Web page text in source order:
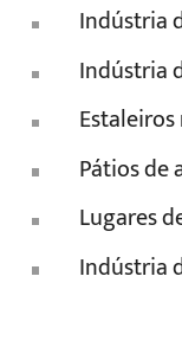
Indústria
Indústria
Pátios de
Lugares
Indústria